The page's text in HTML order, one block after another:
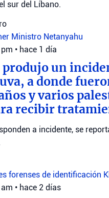
sur del Líbano.
Ministro Netanyahu
• hace 1 día
un
a donde
y varios
recibir
a incidente, se
forenses de identificación
• hace 2 días